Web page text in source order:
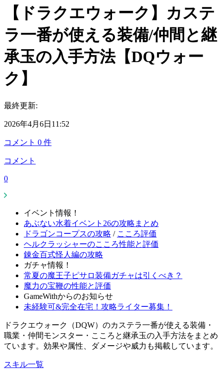
【ドラクエウォーク】カステ
ラ一番が使える装備/仲間と継
承玉の入手方法【DQウォー
ク】
最終更新:
2026年4月6日11:52
コメント 0 件
コメント
0
イベント情報！
あぶない水着イベント26の攻略まとめ
ドラゴンコープスの攻略 / こころ評価
ヘルクラッシャーのこころ性能と評価
錬金百式怪人編の攻略
ガチャ情報！
常夏の魔王子ピサロ装備ガチャは引くべき？
魔力の宝鞭の性能と評価
GameWithからのお知らせ
未経験可&完全在宅！攻略ライター募集！
ドラクエウォーク（DQW）のカステラ一番が使える装備・
職業・仲間モンスター・こころと継承玉の入手方法をまとめ
ています。効果や属性、ダメージや威力も掲載しています。
スキル一覧